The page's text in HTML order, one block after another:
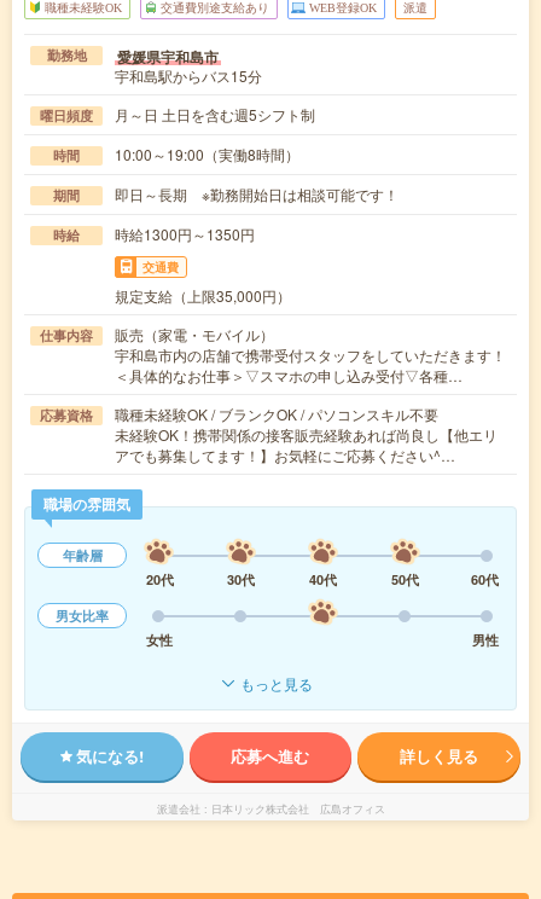
職種未経験OK 交通費別途支給あり WEB登録OK 派遣
勤務地 愛媛県宇和島市
宇和島駅からバス15分
曜日頻度 月～日 土日を含む週5シフト制
時間 10:00～19:00（実働8時間）
期間 即日～長期 ※勤務開始日は相談可能です！
時給 時給1300円～1350円
交通費
規定支給（上限35,000円）
仕事内容
販売（家電・モバイル）
宇和島市内の店舗で携帯受付スタッフをしていただきます！
＜具体的なお仕事＞▽スマホの申し込み受付▽各種…
応募資格
職種未経験OK / ブランクOK / パソコンスキル不要
未経験OK！携帯関係の接客販売経験あれば尚良し【他エリ
アでも募集してます！】お気軽にご応募ください^…
職場の雰囲気
年齢層
20代
30代 40代 50代
60代
男女比率
女性
男性
もっと見る
気になる! 応募へ進む 詳しく見る
派遣会社 日本リック株式会社 広島オフィス